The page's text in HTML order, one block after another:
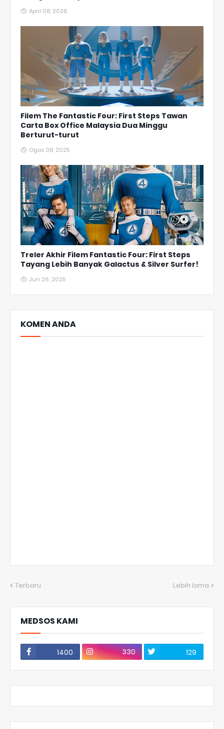
April 08, 2026
Filem The Fantastic Four: First Steps Tawan
Carta Box Office Malaysia Dua Minggu
Berturut-turut
Ogos 08, 2025
Treler Akhir Filem Fantastic Four: First Steps
Tayang Lebih Banyak Galactus & Silver Surfer!
Jun 26, 2025
KOMEN ANDA
Terbaru Lebih lama
MEDSOS KAMI
1400 330 129